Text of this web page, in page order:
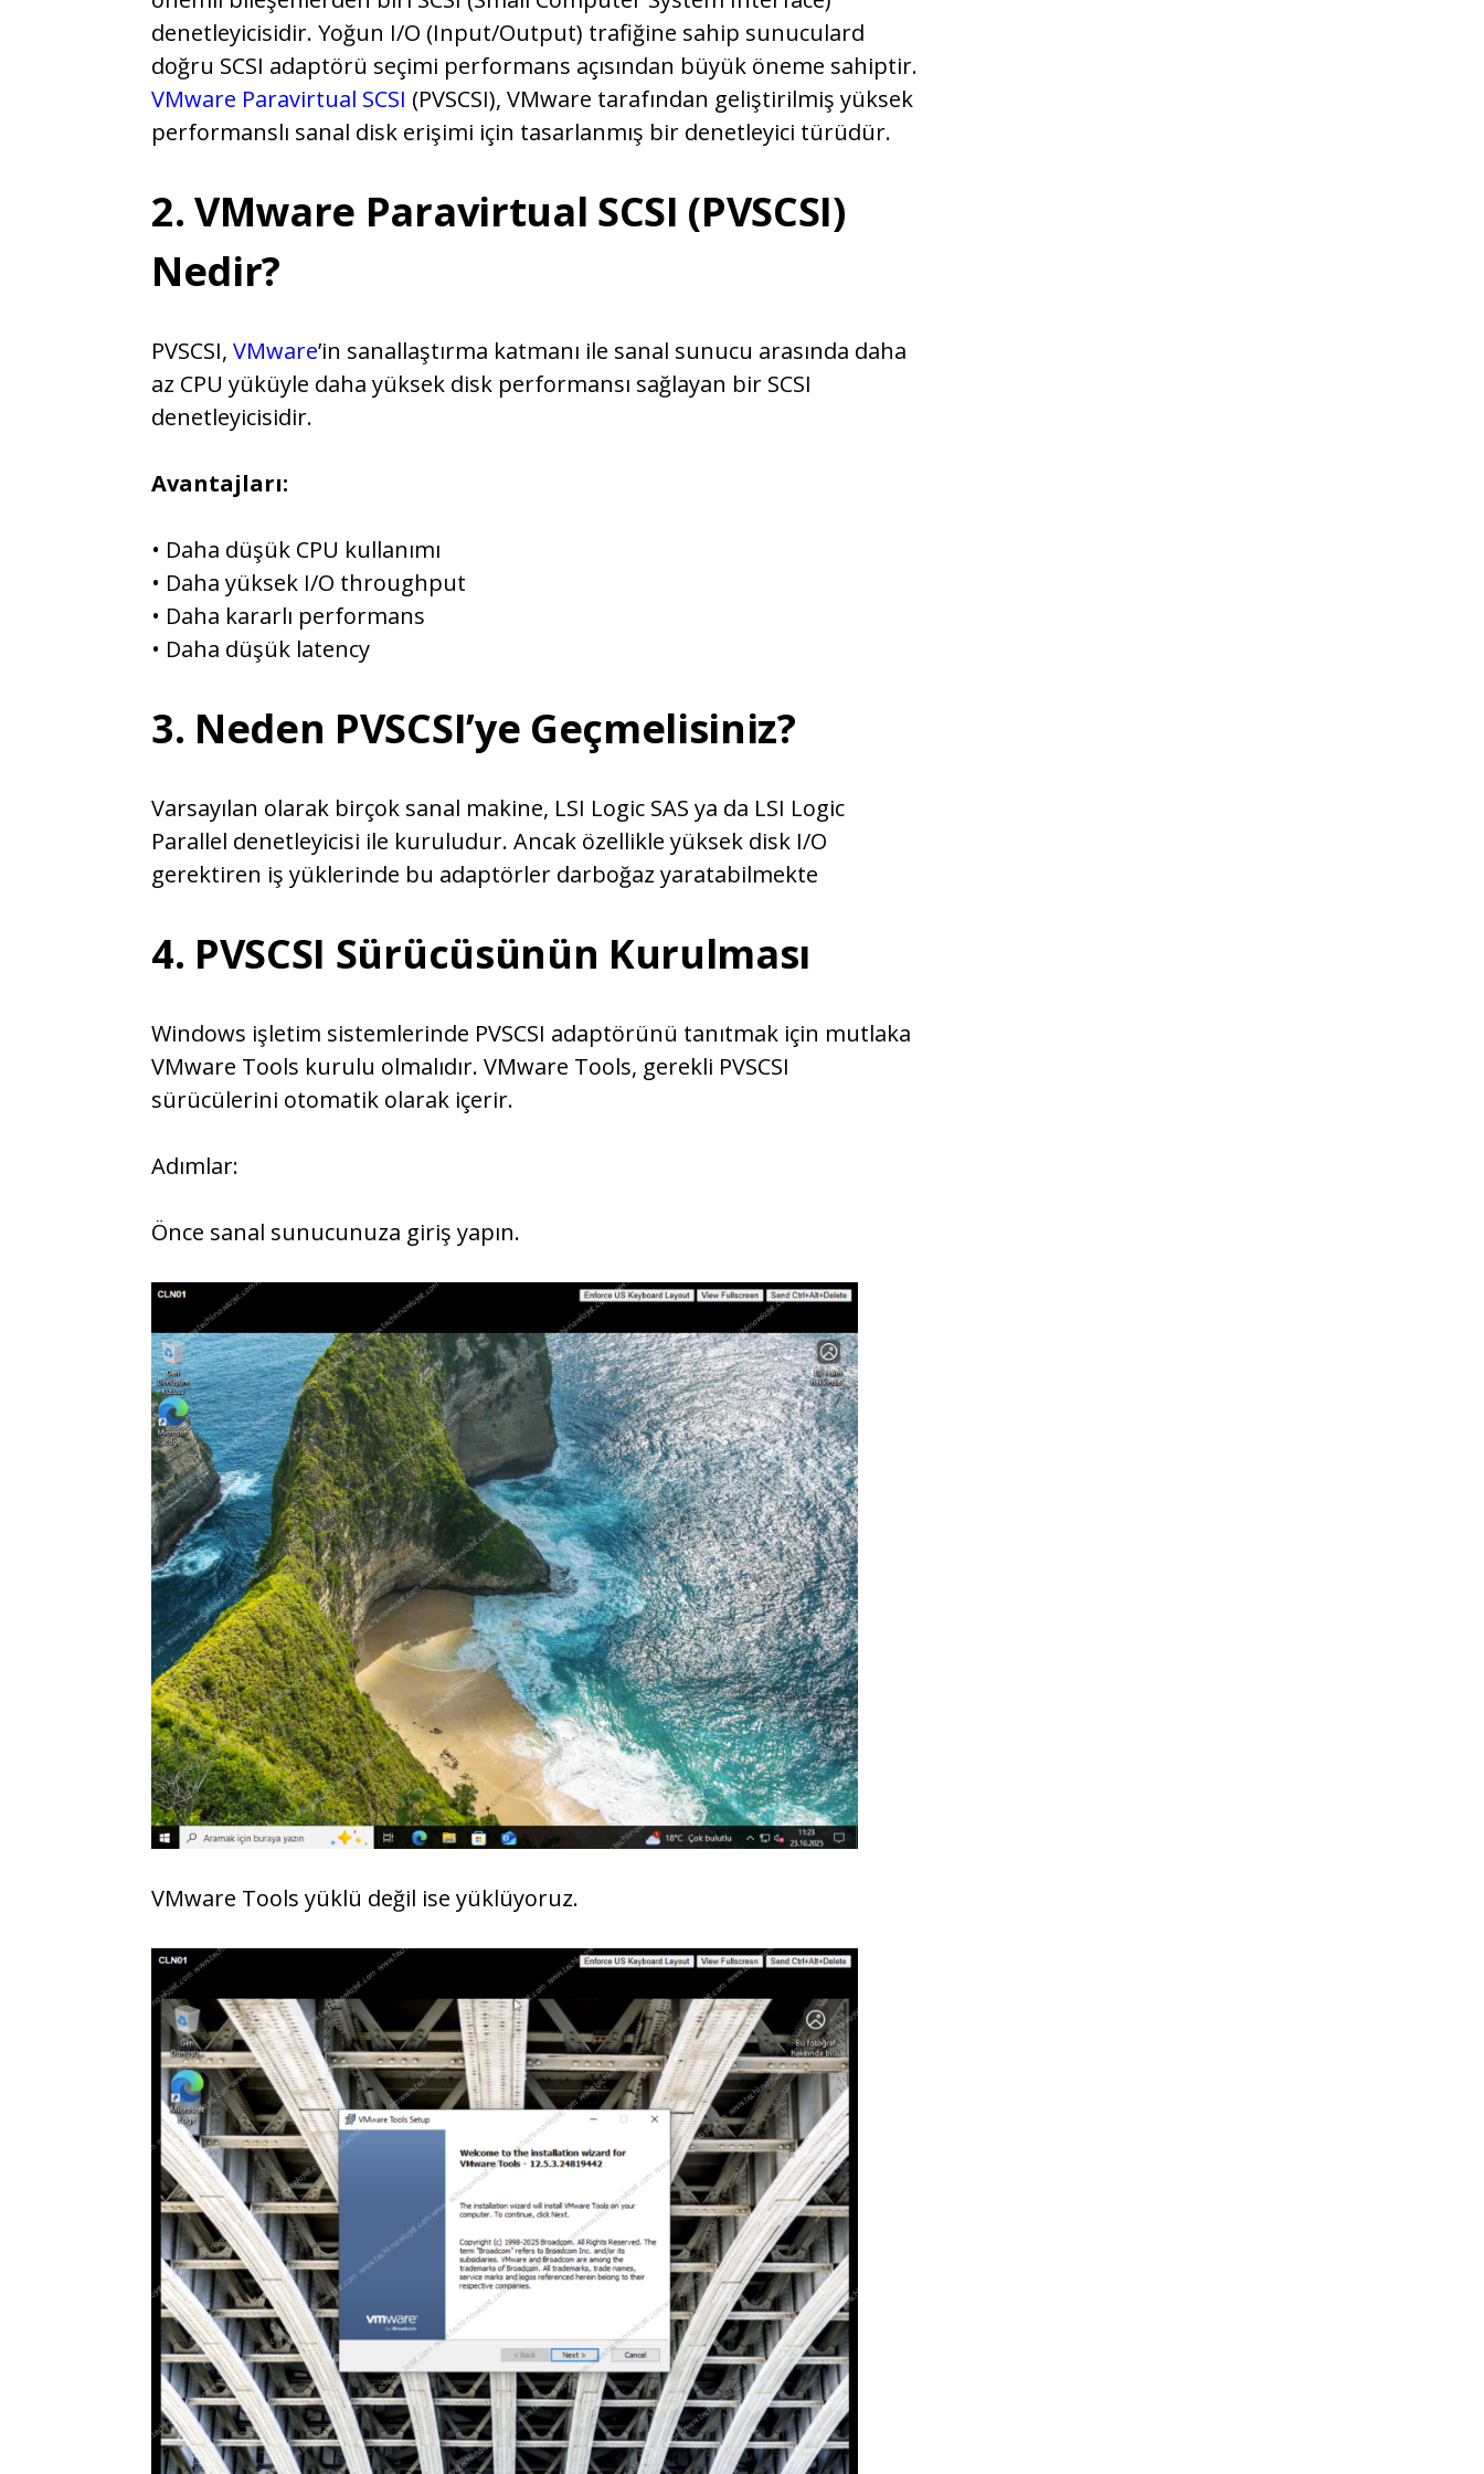
denetleyicisidir. Yoğun I/O (Input/Output) trafiğine sahip sunuculard
doğru SCSI adaptörü seçimi performans açısından büyük öneme sahiptir.
VMware Paravirtual SCSI (PVSCSI), VMware tarafından geliştirilmiş yüksek
performanslı sanal disk erişimi için tasarlanmış bir denetleyici türüdür.
2. VMware Paravirtual SCSI (PVSCSI)
Nedir?
PVSCSI, VMware’in sanallaştırma katmanı ile sanal sunucu arasında daha
az CPU yüküyle daha yüksek disk performansı sağlayan bir SCSI
denetleyicisidir.
Avantajları:
• Daha düşük CPU kullanımı
• Daha yüksek I/O throughput
• Daha kararlı performans
• Daha düşük latency
3. Neden PVSCSI’ye Geçmelisiniz?
Varsayılan olarak birçok sanal makine, LSI Logic SAS ya da LSI Logic
Parallel denetleyicisi ile kuruludur. Ancak özellikle yüksek disk I/O
gerektiren iş yüklerinde bu adaptörler darboğaz yaratabilmekte
4. PVSCSI Sürücüsünün Kurulması
Windows işletim sistemlerinde PVSCSI adaptörünü tanıtmak için mutlaka
VMware Tools kurulu olmalıdır. VMware Tools, gerekli PVSCSI
sürücülerini otomatik olarak içerir.
Adımlar:
Önce sanal sunucunuza giriş yapın.
VMware Tools yüklü değil ise yüklüyoruz.